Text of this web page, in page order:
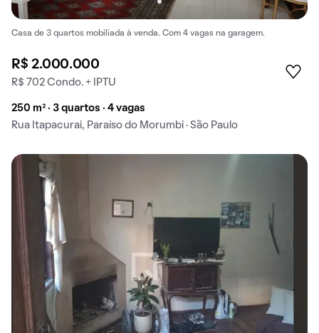
Casa de 3 quartos mobiliada à venda. Com 4 vagas na garagem.
R$ 2.000.000
R$ 702 Condo. + IPTU
250 m² · 3 quartos · 4 vagas
Rua Itapacurai, Paraíso do Morumbi · São Paulo